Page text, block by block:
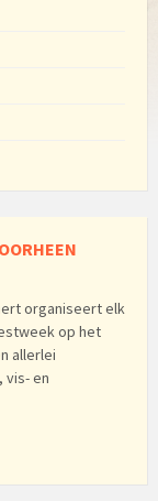
organiseert elk
op het
allerlei
vis- en